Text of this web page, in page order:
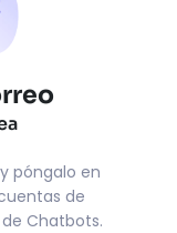
póngalo en
de
Chatbots.